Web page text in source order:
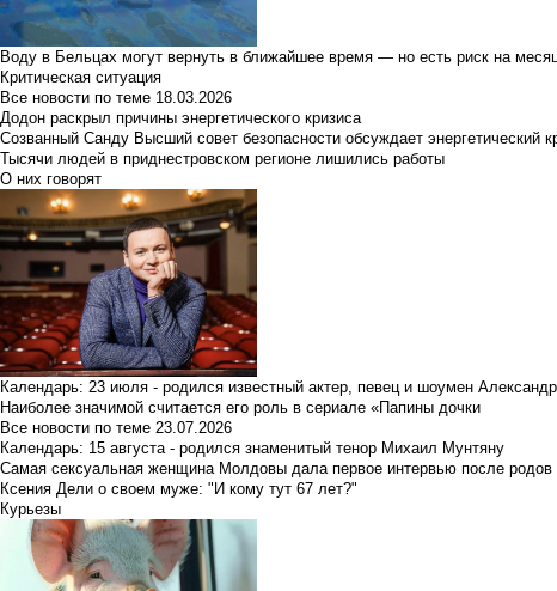
Воду в Бельцах могут вернуть в ближайшее время — но есть риск на
Критическая ситуация
Все новости по теме 18.03.2026
Додон раскрыл причины энергетического кризиса
Созванный Санду Высший совет безопасности обсуждает энергетический
Тысячи людей в приднестровском регионе лишились работы
О них говорят
Календарь: 23 июля - родился известный актер, певец и шоумен
Наиболее значимой считается его роль в сериале «Папины дочки
Все новости по теме 23.07.2026
Календарь: 15 августа - родился знаменитый тенор Михаил Мунтяну
Самая сексуальная женщина Молдовы дала первое интервью после родов
Ксения Дели о своем муже: "И кому тут 67 лет?"
Курьезы